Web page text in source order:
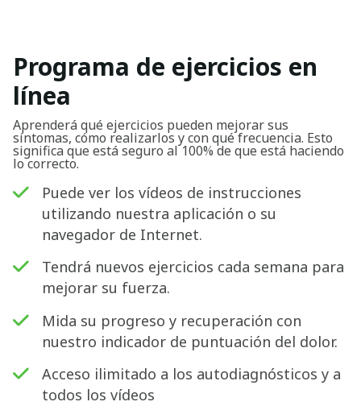
Programa de ejercicios en
línea
Aprenderá qué ejercicios pueden mejorar sus
síntomas, cómo realizarlos y con qué frecuencia. Esto
significa que está seguro al 100% de que está haciendo
lo correcto.
Puede ver los vídeos de instrucciones
utilizando nuestra aplicación o su
navegador de Internet.
Tendrá nuevos ejercicios cada semana para
mejorar su fuerza.
Mida su progreso y recuperación con
nuestro indicador de puntuación del dolor.
Acceso ilimitado a los autodiagnósticos y a
todos los vídeos